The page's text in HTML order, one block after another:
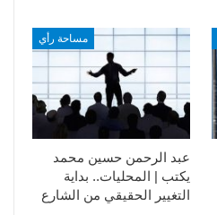
مساحة رأي
عبد الرحمن حسين محمد
يكتب | المحليات.. بداية
التغيير الحقيقي من الشارع